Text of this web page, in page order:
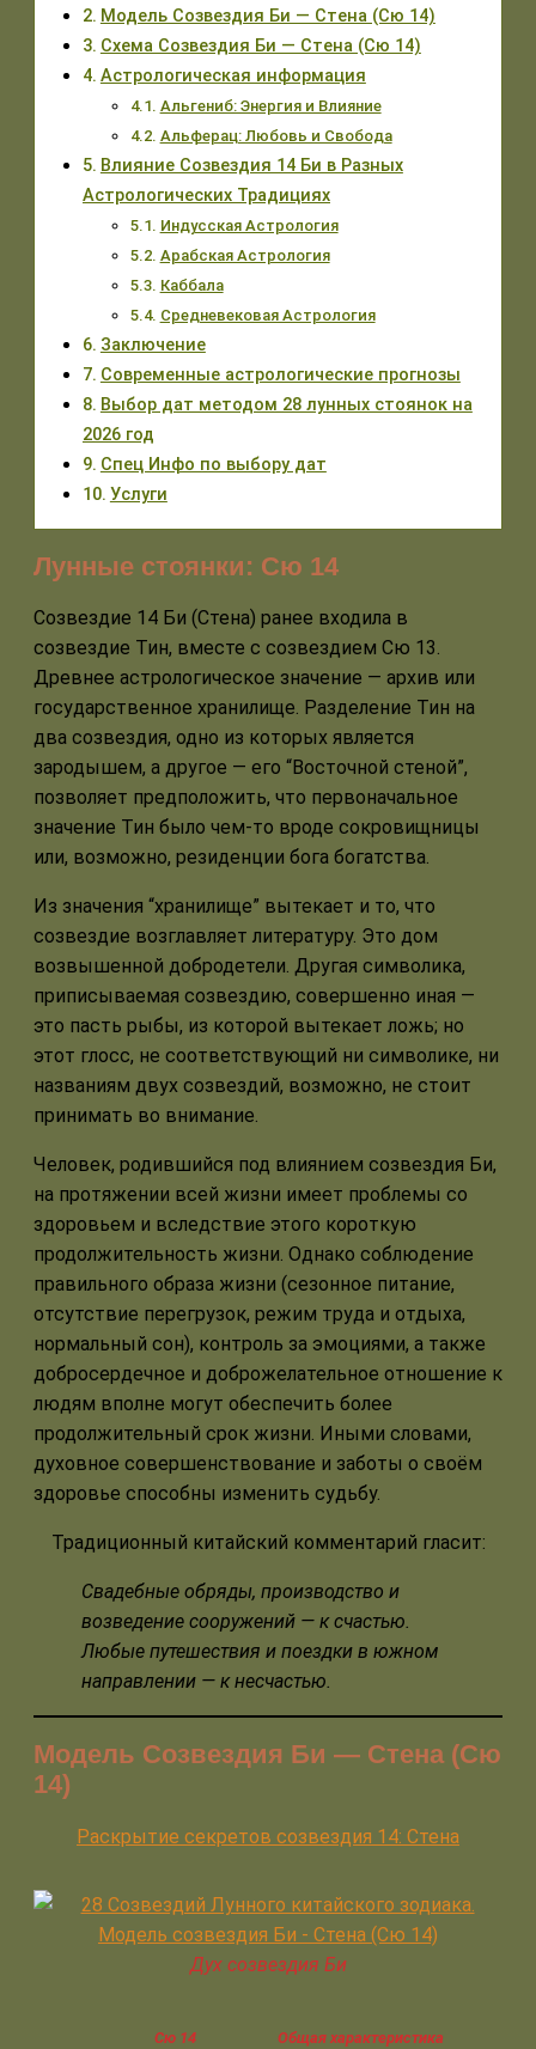
Модель Созвездия Би — Стена (Сю 14)
Схема Созвездия Би — Стена (Сю 14)
Астрологическая информация
Альгениб: Энергия и Влияние
Альферац: Любовь и Свобода
Влияние Созвездия 14 Би в Разных
Астрологических Традициях
Индусская Астрология
Арабская Астрология
Каббала
Средневековая Астрология
Заключение
Современные астрологические прогнозы
Выбор дат методом 28 лунных стоянок на
2026 год
Спец Инфо по выбору дат
Услуги
Лунные стоянки: Сю 14
Созвездие 14 Би (Стена) ранее входила в
созвездие Тин, вместе с созвездием Сю 13.
Древнее астрологическое значение — архив или
государственное хранилище. Разделение Тин на
два созвездия, одно из которых является
зародышем, а другое — его “Восточной стеной”,
позволяет предположить, что первоначальное
значение Тин было чем-то вроде сокровищницы
или, возможно, резиденции бога богатства.
Из значения “хранилище” вытекает и то, что
созвездие возглавляет литературу. Это дом
возвышенной добродетели. Другая символика,
приписываемая созвездию, совершенно иная —
это пасть рыбы, из которой вытекает ложь; но
этот глосс, не соответствующий ни символике, ни
названиям двух созвездий, возможно, не стоит
принимать во внимание.
Человек, родившийся под влиянием созвездия Би,
на протяжении всей жизни имеет проблемы со
здоровьем и вследствие этого короткую
продолжительность жизни. Однако соблюдение
правильного образа жизни (сезонное питание,
отсутствие перегрузок, режим труда и отдыха,
нормальный сон), контроль за эмоциями, а также
добросердечное и доброжелательное отношение к
людям вполне могут обеспечить более
продолжительный срок жизни. Иными словами,
духовное совершенствование и заботы о своём
здоровье способны изменить судьбу.
Традиционный китайский комментарий гласит:
Свадебные обряды, производство и
возведение сооружений — к счастью.
Любые путешествия и поездки в южном
направлении — к несчастью.
Модель Созвездия Би — Стена (Сю
14)
Раскрытие секретов созвездия 14: Стена
Дух созвездия Би
Сю 14 Общая характеристика